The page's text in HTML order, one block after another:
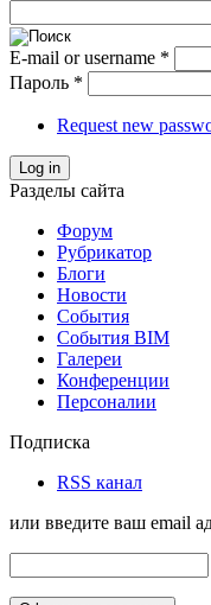
E-mail or username *
Пароль *
Request new
Log in
Разделы сайта
Форум
Рубрикатор
Блоги
Новости
События
События BIM
Галереи
Конференции
Персоналии
Подписка
RSS канал
или введите ваш email